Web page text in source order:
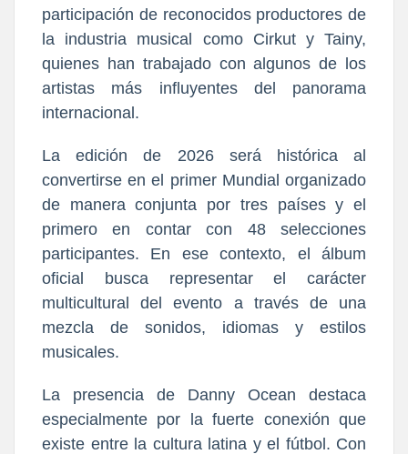
participación de reconocidos productores de
la industria musical como Cirkut y Tainy,
quienes han trabajado con algunos de los
artistas más influyentes del panorama
internacional.
La edición de 2026 será histórica al
convertirse en el primer Mundial organizado
de manera conjunta por tres países y el
primero en contar con 48 selecciones
participantes. En ese contexto, el álbum
oficial busca representar el carácter
multicultural del evento a través de una
mezcla de sonidos, idiomas y estilos
musicales.
La presencia de Danny Ocean destaca
especialmente por la fuerte conexión que
existe entre la cultura latina y el fútbol. Con